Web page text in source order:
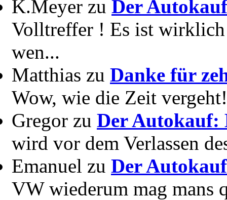
K.Meyer zu Der
Volltreffer ! Es ist wirklich
wen...
Matthias zu Danke für
Wow, wie die Zeit
Gregor zu Der Autokauf:
wird vor dem Verlassen
Emanuel zu Der
VW wiederum mag mans